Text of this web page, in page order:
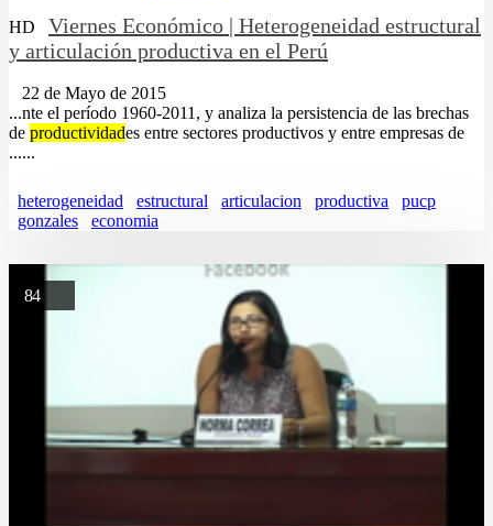
HD
Viernes Económico | Heterogeneidad estructural
y articulación productiva en el Perú
22 de Mayo de 2015
...nte el período 1960-2011, y analiza la persistencia de las brechas
de productividades entre sectores productivos y entre empresas de
......
heterogeneidad estructural articulacion productiva
pucp
gonzales
economia
84